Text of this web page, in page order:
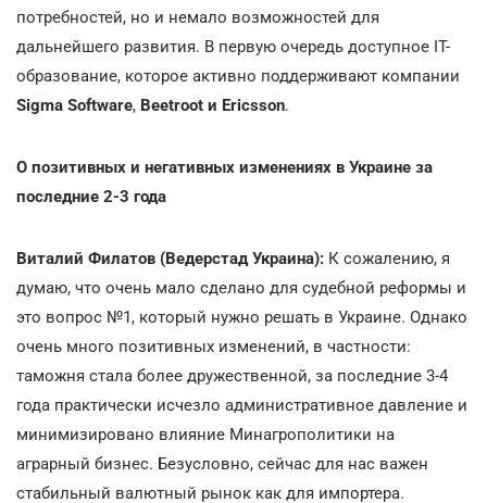
потребностей, но и немало возможностей для
дальнейшего развития. В первую очередь доступное IT-
образование, которое активно поддерживают компании
Sigma Software, Beetroot и Ericsson.
О позитивных и негативных изменениях в Украине за
последние 2-3 года
Виталий Филатов (Ведерстад Украина): К сожалению, я
думаю, что очень мало сделано для судебной реформы и
это вопрос №1, который нужно решать в Украине. Однако
очень много позитивных изменений, в частности:
таможня стала более дружественной, за последние 3-4
года практически исчезло административное давление и
минимизировано влияние Минагрополитики на
аграрный бизнес. Безусловно, сейчас для нас важен
стабильный валютный рынок как для импортера.